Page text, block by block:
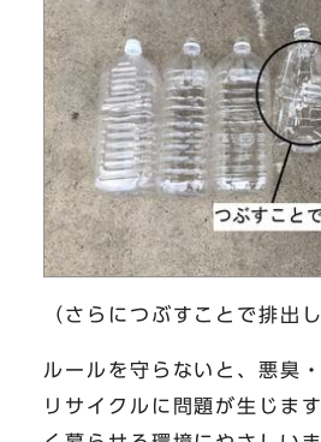
（さらにつぶすことで排出
ルールを守らないと、悪臭
リサイクルに問題が生じま